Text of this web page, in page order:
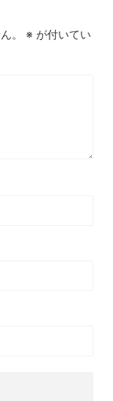
。 ※ が付いてい